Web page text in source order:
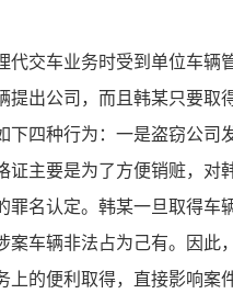
交车业务时受到单位车辆
出公司，而且韩某只要取
四种行为：一是盗窃公司
主要是为了方便销赃，对
名认定。韩某一旦取得车
案车辆非法占为己有。因此
的便利取得，直接影响案